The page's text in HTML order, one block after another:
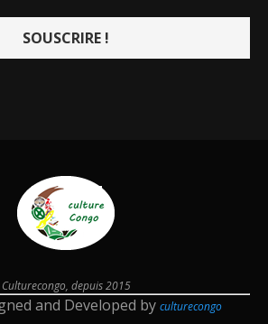
Culturecongo, depuis 2015
and Developed by culturecongo